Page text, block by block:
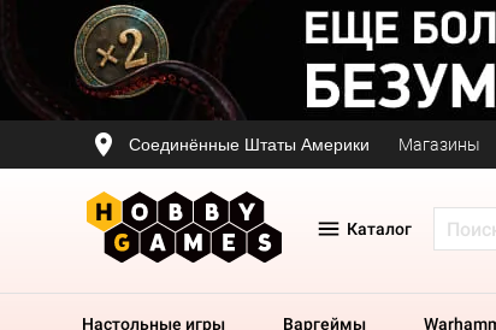
Соединённые Штаты Америки Магазины
Каталог
Настольные игры Варгеймы